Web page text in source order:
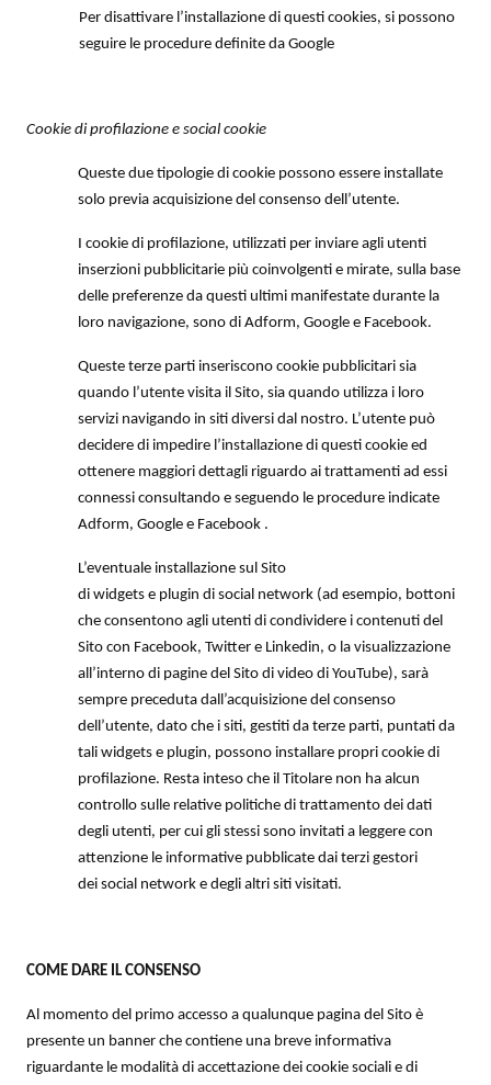
Per disattivare l’installazione di questi cookies, si possono
seguire le procedure definite da Google
Cookie di profilazione e social cookie
Queste due tipologie di cookie possono essere installate
solo previa acquisizione del consenso dell’utente.
I cookie di profilazione, utilizzati per inviare agli utenti
inserzioni pubblicitarie più coinvolgenti e mirate, sulla base
delle preferenze da questi ultimi manifestate durante la
loro navigazione, sono di Adform, Google e Facebook.
Queste terze parti inseriscono cookie pubblicitari sia
quando l’utente visita il Sito, sia quando utilizza i loro
servizi navigando in siti diversi dal nostro. L’utente può
decidere di impedire l’installazione di questi cookie ed
ottenere maggiori dettagli riguardo ai trattamenti ad essi
connessi consultando e seguendo le procedure indicate
Adform, Google e Facebook .
L’eventuale installazione sul Sito
di widgets e plugin di social network (ad esempio, bottoni
che consentono agli utenti di condividere i contenuti del
Sito con Facebook, Twitter e Linkedin, o la visualizzazione
all’interno di pagine del Sito di video di YouTube), sarà
sempre preceduta dall’acquisizione del consenso
dell’utente, dato che i siti, gestiti da terze parti, puntati da
tali widgets e plugin, possono installare propri cookie di
profilazione. Resta inteso che il Titolare non ha alcun
controllo sulle relative politiche di trattamento dei dati
degli utenti, per cui gli stessi sono invitati a leggere con
attenzione le informative pubblicate dai terzi gestori
dei social network e degli altri siti visitati.
COME DARE IL CONSENSO
Al momento del primo accesso a qualunque pagina del Sito è
presente un banner che contiene una breve informativa
riguardante le modalità di accettazione dei cookie sociali e di